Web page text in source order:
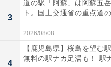
3
道の駅「阿蘇」は阿蘇五
ト。国土交通省の重点道
2026/08/08
4
【鹿児島県】桜島を望む
無料の駅ナカ足湯も！ 駅